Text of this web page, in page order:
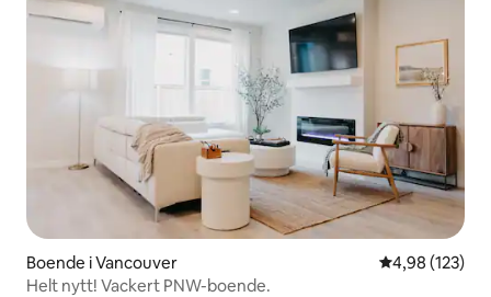
Boende i Vancouver 4,98 av 5 i
4,98 (123)
Helt nytt! Vackert PNW-boende.